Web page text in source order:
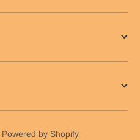
Powered by Shopify